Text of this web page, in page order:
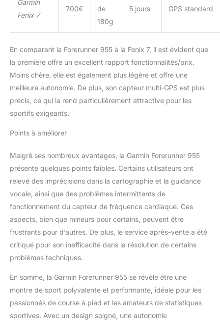
Garmin
Fenix 7
700€
de
180g
5 jours GPS standard
En comparant la Forerunner 955 à la Fenix 7, il est évident que
la première offre un excellent rapport fonctionnalités/prix.
Moins chère, elle est également plus légère et offre une
meilleure autonomie. De plus, son capteur multi-GPS est plus
précis, ce qui la rend particulièrement attractive pour les
sportifs exigeants.
Points à améliorer
Malgré ses nombreux avantages, la Garmin Forerunner 955
présente quelques points faibles. Certains utilisateurs ont
relevé des imprécisions dans la cartographie et la guidance
vocale, ainsi que des problèmes intermittents de
fonctionnement du capteur de fréquence cardiaque. Ces
aspects, bien que mineurs pour certains, peuvent être
frustrants pour d’autres. De plus, le service après-vente a été
critiqué pour son inefficacité dans la résolution de certains
problèmes techniques.
En somme, la Garmin Forerunner 955 se révèle être une
montre de sport polyvalente et performante, idéale pour les
passionnés de course à pied et les amateurs de statistiques
sportives. Avec un design soigné, une autonomie